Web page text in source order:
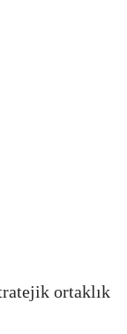
ortaklık